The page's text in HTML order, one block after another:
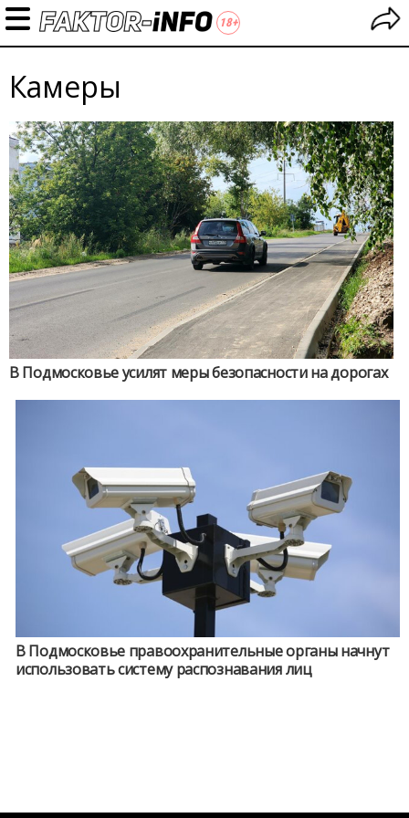
Камеры
В Подмосковье усилят меры безопасности на дорогах
В Подмосковье правоохранительные органы начнут
использовать систему распознавания лиц